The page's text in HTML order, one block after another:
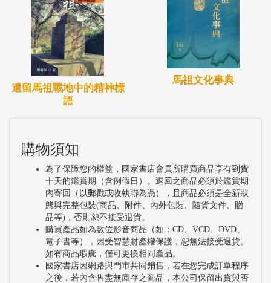
遺留馬祖戰地中的精神標
語
馬祖文化事典
購物須知
為了保障您的權益，國家書店會員所購買商品享有到貨
十天的鑑賞期（含例假日）。退回之商品必須於鑑賞期
內寄回（以郵戳或收執聯為憑），且商品必須是全新狀
態與完整包裝(商品、附件、內外包裝、隨貨文件、贈
品等)，否則恕不接受退貨。
購買產品如為數位影音商品（如：CD、VCD、DVD、
電子書等），因受智慧財產權保護，恕無法接受退貨。
如有商品瑕疵，僅可更換相同產品。
國家書店因網路與門市共同銷售，若在您完成訂單程序
之後，若內含售盡無庫存之商品，本公司保留出貨與否